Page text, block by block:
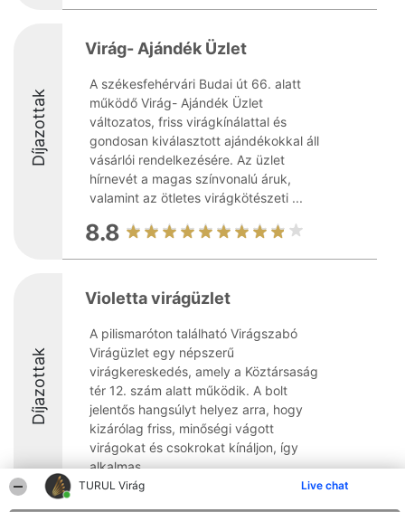
TURUL Virág Live chat
Díjazottak
Virág- Ajándék Üzlet
A székesfehérvári Budai út 66. alatt
működő Virág- Ajándék Üzlet
változatos, friss virágkínálattal és
gondosan kiválasztott ajándékokkal áll
vásárlói rendelkezésére. Az üzlet
hírnevét a magas színvonalú áruk,
valamint az ötletes virágkötészeti ...
8.8
Díjazottak
Violetta virágüzlet
A pilismaróton található Virágszabó
Virágüzlet egy népszerű
virágkereskedés, amely a Köztársaság
tér 12. szám alatt működik. A bolt
jelentős hangsúlyt helyez arra, hogy
kizárólag friss, minőségi vágott
virágokat és csokrokat kínáljon, így
alkalmas ...